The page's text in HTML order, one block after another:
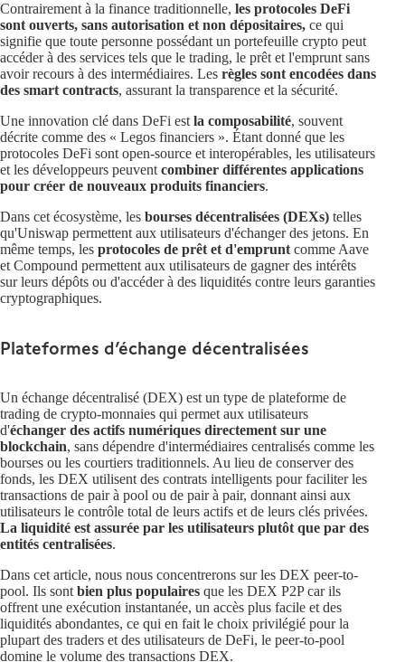
Contrairement à la finance traditionnelle, les protocoles DeFi
sont ouverts, sans autorisation et non dépositaires, ce qui
signifie que toute personne possédant un portefeuille crypto peut
accéder à des services tels que le trading, le prêt et l'emprunt sans
avoir recours à des intermédiaires. Les règles sont encodées dans
des smart contracts, assurant la transparence et la sécurité.
Une innovation clé dans DeFi est la composabilité, souvent
décrite comme des « Legos financiers ». Étant donné que les
protocoles DeFi sont open-source et interopérables, les utilisateurs
et les développeurs peuvent combiner différentes applications
pour créer de nouveaux produits financiers.
Dans cet écosystème, les bourses décentralisées (DEXs) telles
qu'Uniswap permettent aux utilisateurs d'échanger des jetons. En
même temps, les protocoles de prêt et d'emprunt comme Aave
et Compound permettent aux utilisateurs de gagner des intérêts
sur leurs dépôts ou d'accéder à des liquidités contre leurs garanties
cryptographiques.
Plateformes d’échange décentralisées
Un échange décentralisé (DEX) est un type de plateforme de
trading de crypto-monnaies qui permet aux utilisateurs
d'échanger des actifs numériques directement sur une
blockchain, sans dépendre d'intermédiaires centralisés comme les
bourses ou les courtiers traditionnels. Au lieu de conserver des
fonds, les DEX utilisent des contrats intelligents pour faciliter les
transactions de pair à pool ou de pair à pair, donnant ainsi aux
utilisateurs le contrôle total de leurs actifs et de leurs clés privées.
La liquidité est assurée par les utilisateurs plutôt que par des
entités centralisées.
Dans cet article, nous nous concentrerons sur les DEX peer-to-
pool. Ils sont bien plus populaires que les DEX P2P car ils
offrent une exécution instantanée, un accès plus facile et des
liquidités abondantes, ce qui en fait le choix privilégié pour la
plupart des traders et des utilisateurs de DeFi, le peer-to-pool
domine le volume des transactions DEX.